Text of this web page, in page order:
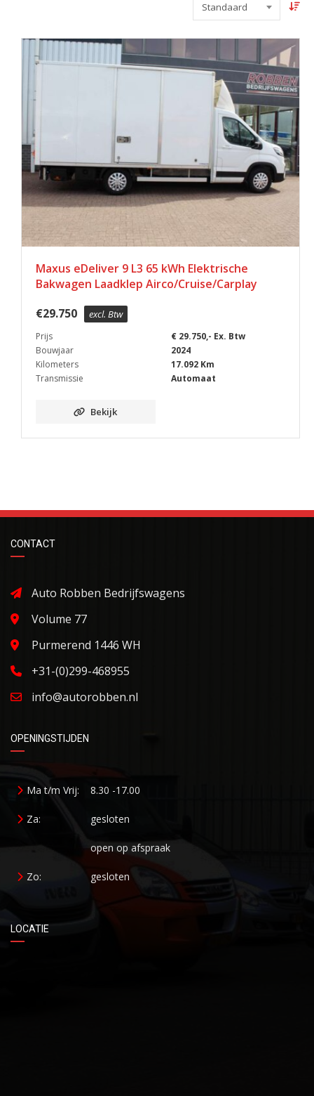
Standaard
Maxus eDeliver 9 L3 65 kWh Elektrische
Bakwagen Laadklep Airco/Cruise/Carplay
€29.750 excl. Btw
Prijs
€ 29.750,- Ex. Btw
Bouwjaar
2024
Kilometers
17.092 Km
Transmissie
Automaat
Bekijk
CONTACT
Auto Robben Bedrijfswagens
Volume 77
Purmerend 1446 WH
+31-(0)299-468955
info@autorobben.nl
OPENINGSTIJDEN
Ma t/m Vrij: 8.30 -17.00
Za: gesloten
open op afspraak
Zo: gesloten
LOCATIE